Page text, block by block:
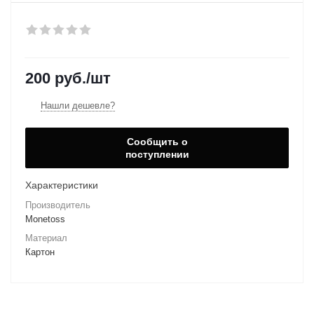
200 руб./шт
Нашли дешевле?
Сообщить о
поступлении
Характеристики
Производитель
Monetoss
Материал
Картон